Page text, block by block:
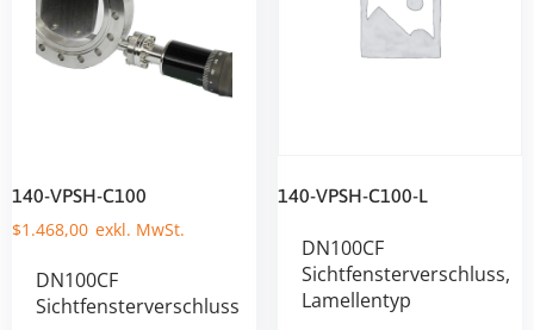
140-VPSH-C100
$1.468,00
DN100CF
Sichtfensterverschluss
140-VPSH-C100-L
DN100CF
Sichtfensterverschluss,
Lamellentyp